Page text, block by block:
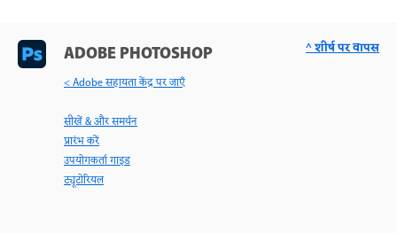
ADOBE PHOTOSHOP
< Adobe सहायता केंद्र पर जाएँ
सीखें & और समर्थन
प्रारंभ करें
उपयोगकर्ता गाइड
ट्यूटोरियल
^ शीर्ष पर वापस